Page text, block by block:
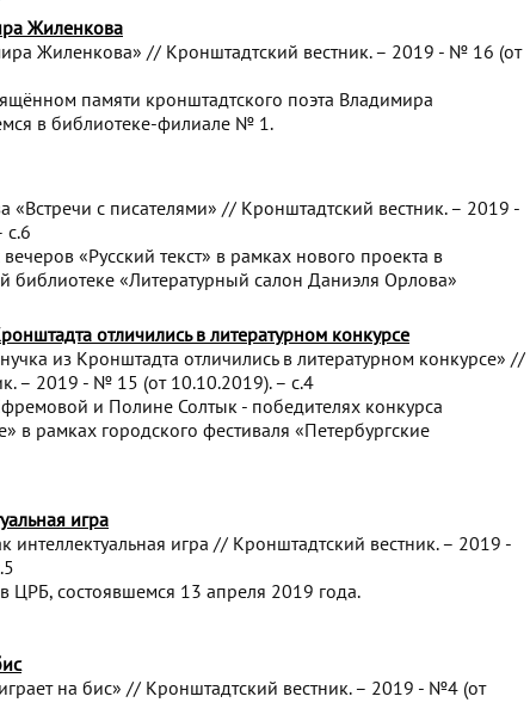
Жиленкова
Жиленкова» // Кронштадтский вестник. – 2019 - № 16 (от
памяти кронштадтского поэта Владимира
в библиотеке-филиале № 1.
с писателями» // Кронштадтский вестник. – 2019 -
с.6
«Русский текст» в рамках нового проекта в
библиотеке «Литературный салон Даниэля Орлова»
отличились в литературном конкурсе
из Кронштадта отличились в литературном конкурсе» //
– 2019 - № 15 (от 10.10.2019). – с.4
и Полине Солтык - победителях конкурса
в рамках городского фестиваля «Петербургские
игра
интеллектуальная игра // Кронштадтский вестник. – 2019 -
ЦРБ, состоявшемся 13 апреля 2019 года.
на бис» // Кронштадтский вестник. – 2019 - №4 (от